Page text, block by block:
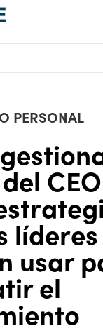
PERSONAL
líderes
usar
el